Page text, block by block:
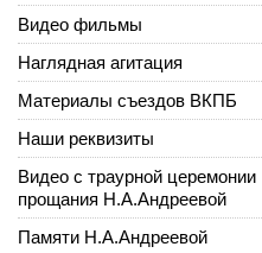
Видео фильмы
Наглядная агитация
Материалы съездов ВКПБ
Наши реквизиты
Видео с траурной церемонии
прощания Н.А.Андреевой
Памяти Н.А.Андреевой